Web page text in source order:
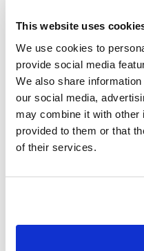
This website uses
We use cookies to
provide social media
We also share
our social media,
may combine it with other
provided to them or that
of their services.
Rápido e fácil: de